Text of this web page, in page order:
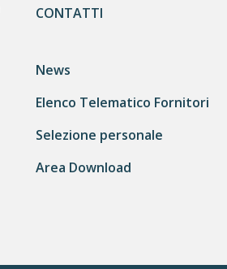
CONTATTI
News
Elenco Telematico Fornitori
Selezione personale
Area Download